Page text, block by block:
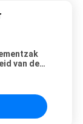
van de